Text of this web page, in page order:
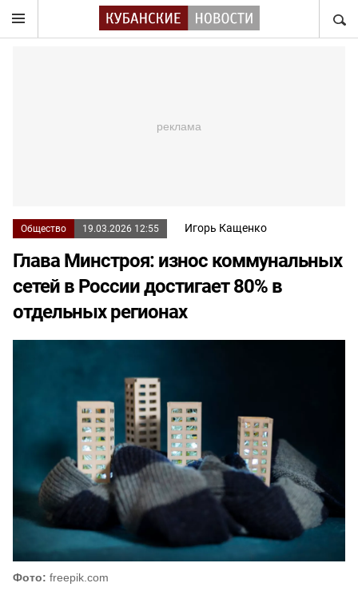
Общество 19.03.2026 12:55 Игорь Кащенко
Глава Минстроя: износ коммунальных
сетей в России достигает 80% в
отдельных регионах
Фото: freepik.com